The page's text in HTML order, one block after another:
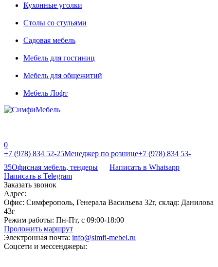
Кухонные уголки
Столы со стульями
Садовая мебель
Мебель для гостиниц
Мебель для общежитий
Мебель Лофт
0
+7 (978) 834 52-25Менеджер по рознице+7 (978) 834 53-
35Офисная мебель, тендеры
Написать в Whatsapp
Написать в Telegram
Заказать звонок
Адрес:
Офис: Симферополь, Генерала Васильева 32г, склад: Данилова
43г
Режим работы: Пн-Пт, с 09:00-18:00
Проложить маршрут
Электронная почта: info@simfi-mebel.ru
Соцсети и мессенджеры: